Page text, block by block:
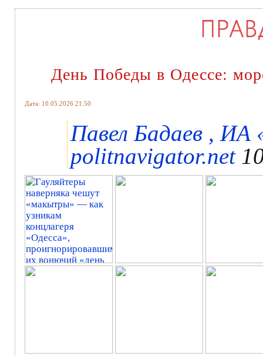
День Победы в Одессе:
Дата: 10.05.2026 21:50
Павел Бадаев , ИА
politnavigator.net